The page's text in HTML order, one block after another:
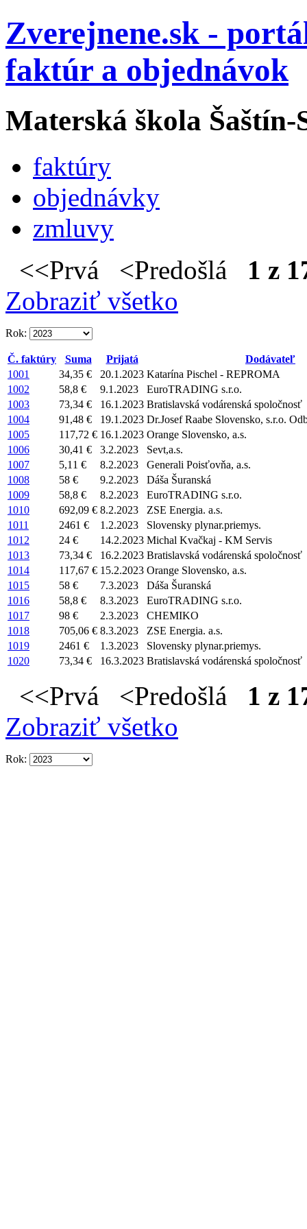
Zverejnene.sk -
faktúr a objednávok
Materská škola Šaštín-
faktúry
objednávky
zmluvy
<<Prvá <Predošlá 1 z
Zobraziť všetko
Rok:
Č. faktúry Suma Prijatá
Dodávateľ
1001
34,35 € 20.1.2023 Katarína Pischel - REPROMA
1002
58,8 € 9.1.2023
EuroTRADING s.r.o.
1003
73,34 € 16.1.2023 Bratislavská vodárenská spoločnosť
1004
91,48 € 19.1.2023 Dr.Josef Raabe Slovensko, s.r.o.
1005
117,72 € 16.1.2023 Orange Slovensko, a.s.
1006
30,41 € 3.2.2023
Sevt,a.s.
1007
5,11 € 8.2.2023
Generali Poisťovňa, a.s.
1008
58 € 9.2.2023
Dáša Šuranská
1009
58,8 € 8.2.2023
EuroTRADING s.r.o.
1010
692,09 € 8.2.2023
ZSE Energia. a.s.
1011
2461 € 1.2.2023
Slovensky plynar.priemys.
1012
24 € 14.2.2023 Michal Kvačkaj - KM Servis
1013
73,34 € 16.2.2023 Bratislavská vodárenská spoločnosť
1014
117,67 € 15.2.2023 Orange Slovensko, a.s.
1015
58 € 7.3.2023
Dáša Šuranská
1016
58,8 € 8.3.2023
EuroTRADING s.r.o.
1017
98 € 2.3.2023
CHEMIKO
1018
705,06 € 8.3.2023
ZSE Energia. a.s.
1019
2461 € 1.3.2023
Slovensky plynar.priemys.
1020
73,34 € 16.3.2023 Bratislavská vodárenská spoločnosť
<<Prvá <Predošlá 1 z
Zobraziť všetko
Rok: